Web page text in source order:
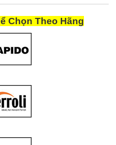
Chọn Theo Hãng